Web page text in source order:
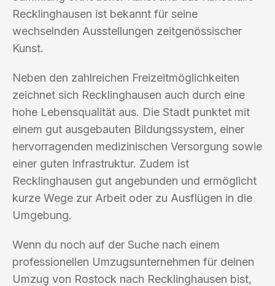
Recklinghausen ist bekannt für seine
wechselnden Ausstellungen zeitgenössischer
Kunst.
Neben den zahlreichen Freizeitmöglichkeiten
zeichnet sich Recklinghausen auch durch eine
hohe Lebensqualität aus. Die Stadt punktet mit
einem gut ausgebauten Bildungssystem, einer
hervorragenden medizinischen Versorgung sowie
einer guten Infrastruktur. Zudem ist
Recklinghausen gut angebunden und ermöglicht
kurze Wege zur Arbeit oder zu Ausflügen in die
Umgebung.
Wenn du noch auf der Suche nach einem
professionellen Umzugsunternehmen für deinen
Umzug von Rostock nach Recklinghausen bist,